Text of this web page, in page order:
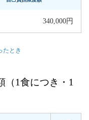
340,000円
たとき
（1食につき・1